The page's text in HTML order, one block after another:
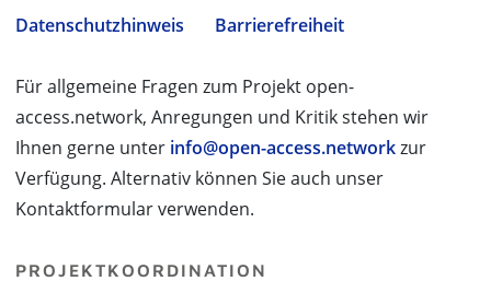
Datenschutzhinweis
Barrierefreiheit
Für allgemeine Fragen zum Projekt open-
access.network, Anregungen und Kritik stehen wir
Ihnen gerne unter info@open-access.networkzur
Verfügung. Alternativ können Sie auch unser
Kontaktformular verwenden.
PROJEKTKOORDINATION